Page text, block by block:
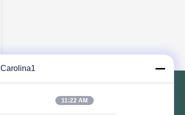
हमसे संपर्क करें
Carolina1
11:22 AM